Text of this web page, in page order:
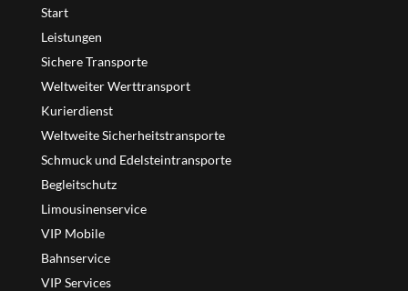
Start
Leistungen
Sichere Transporte
Weltweiter Werttransport
Kurierdienst
Weltweite Sicherheitstransporte
Schmuck und Edelsteintransporte
Begleitschutz
Limousinenservice
VIP Mobile
Bahnservice
VIP Services